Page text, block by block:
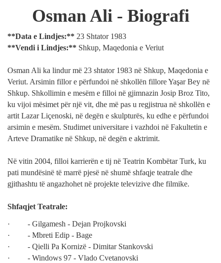
Osman Ali - Biografi
**Data e Lindjes:** 23 Shtator 1983
**Vendi i Lindjes:** Shkup, Maqedonia e Veriut
Osman Ali ka lindur më 23 shtator 1983 në Shkup, Maqedonia e
Veriut. Arsimin fillor e përfundoi në shkollën fillore Yaşar Bey në
Shkup. Shkollimin e mesëm e filloi në gjimnazin Josip Broz Tito,
ku vijoi mësimet për një vit, dhe më pas u regjistrua në shkollën e
artit Lazar Liçenoski, në degën e skulpturës, ku edhe e përfundoi
arsimin e mesëm. Studimet universitare i vazhdoi në Fakultetin e
Arteve Dramatike në Shkup, në degën e aktrimit.
Në vitin 2004, filloi karrierën e tij në Teatrin Kombëtar Turk, ku
pati mundësinë të marrë pjesë në shumë shfaqje teatrale dhe
gjithashtu të angazhohet në projekte televizive dhe filmike.
Shfaqjet Teatrale:
· - Gilgamesh - Dejan Projkovski
· - Mbreti Edip - Bage
· - Qielli Pa Kornizë - Dimitar Stankovski
· - Windows 97 - Vlado Cvetanovski